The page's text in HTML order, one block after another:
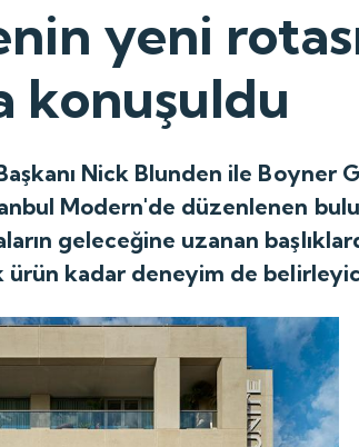
yeni
konuşuldu
Nick Blunden ile Boyner
Modern'de düzenlenen
geleceğine uzanan
ürün kadar deneyim de